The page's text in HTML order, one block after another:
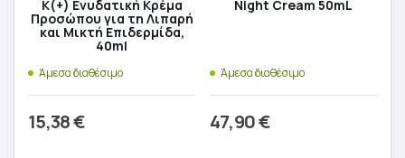
K(+) Ενυδατική Κρέμα
Προσώπου για τη Λιπαρή
και Μικτή Επιδερμίδα,
40ml
Άμεσα διαθέσιμο
15,38€
Night Cream 50mL
Άμεσα διαθέσιμο
47,90€